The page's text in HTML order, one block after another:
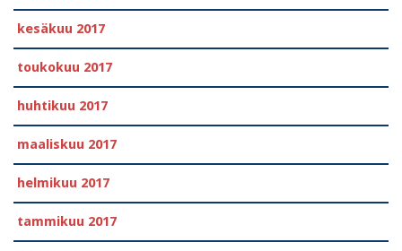
kesäkuu 2017
toukokuu 2017
huhtikuu 2017
maaliskuu 2017
helmikuu 2017
tammikuu 2017